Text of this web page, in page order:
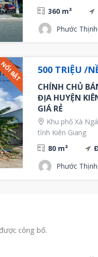
360 m²
Phước Thịnh
BẬT 500 TRIỆU /
CHÍNH CHỦ
ĐỊA HUYỆN
GIÁ RẺ
Khu phố Xà
tỉnh Kiên Giang
80 m²
Phước Thịnh
công bố.